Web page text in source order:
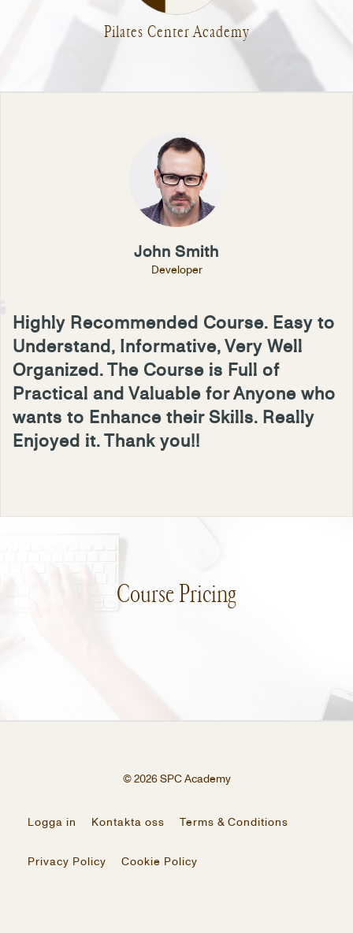
Pilates Center Academy
John Smith
Developer
Highly Recommended Course. Easy to
Understand, Informative, Very Well
Organized. The Course is Full of
Practical and Valuable for Anyone who
wants to Enhance their Skills. Really
Enjoyed it. Thank you!!
Course Pricing
© 2026 SPC Academy
Logga in Kontakta oss Terms & Conditions
Privacy Policy Cookie Policy